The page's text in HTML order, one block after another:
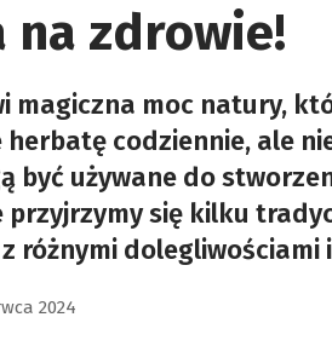
na zdrowie!
magiczna moc natury,
herbatę codziennie, ale
być używane do
się kilku
różnymi dolegliwościami
2024